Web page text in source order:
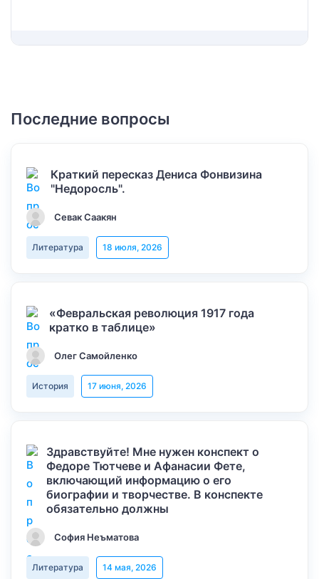
Последние вопросы
Краткий пересказ Дениса Фонвизина
"Недоросль".
Севак Саакян
Литература 18 июля, 2026
«Февральская революция 1917 года
кратко в таблице»
Олег Самойленко
История 17 июня, 2026
Здравствуйте! Мне нужен конспект о
Федоре Тютчеве и Афанасии Фете,
включающий информацию о его
биографии и творчестве. В конспекте
обязательно должны
София Неъматова
Литература 14 мая, 2026